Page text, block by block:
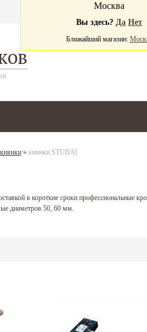
Москва
Вы здесь? Да Нет
Ближайший магазин:
киянки » киянки STUBAI
в короткие сроки профессиональные
диаметров 50, 60 мм.